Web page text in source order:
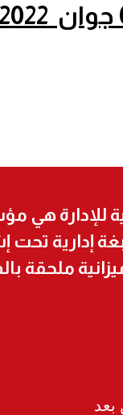
.
للإدارة هي
إدارية تحت
ملحقة
بعد